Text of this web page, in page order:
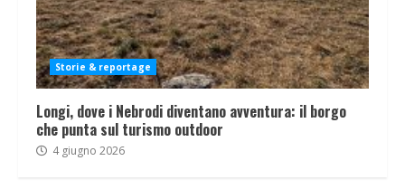
Storie & reportage
Longi, dove i Nebrodi diventano avventura: il borgo
che punta sul turismo outdoor
4 giugno 2026